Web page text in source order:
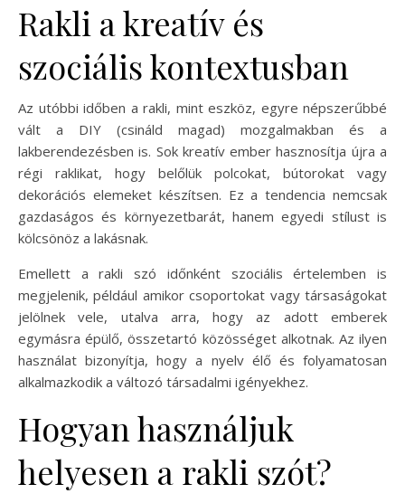
Rakli a kreatív és
szociális kontextusban
Az utóbbi időben a rakli, mint eszköz, egyre népszerűbbé
vált a DIY (csináld magad) mozgalmakban és a
lakberendezésben is. Sok kreatív ember hasznosítja újra a
régi raklikat, hogy belőlük polcokat, bútorokat vagy
dekorációs elemeket készítsen. Ez a tendencia nemcsak
gazdaságos és környezetbarát, hanem egyedi stílust is
kölcsönöz a lakásnak.
Emellett a rakli szó időnként szociális értelemben is
megjelenik, például amikor csoportokat vagy társaságokat
jelölnek vele, utalva arra, hogy az adott emberek
egymásra épülő, összetartó közösséget alkotnak. Az ilyen
használat bizonyítja, hogy a nyelv élő és folyamatosan
alkalmazkodik a változó társadalmi igényekhez.
Hogyan használjuk
helyesen a rakli szót?